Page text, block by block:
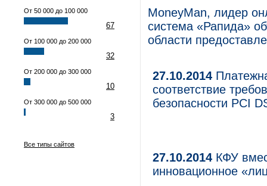
От 50 000 до 100 000
67
От 100 000 до 200 000
32
От 200 000 до 300 000
10
От 300 000 до 500 000
3
Все типы сайтов
MoneyMan, лидер
система «Рапида»
области
27.10.2014
соответствие
безопасности PCI
27.10.2014 КФУ
инновационное